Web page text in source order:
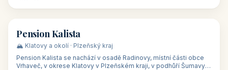
🏡 penzion
Pension Kalista
🏔️ Klatovy a okolí · Plzeňský kraj
Pension Kalista se nachází v osadě Radinovy, místní části obce
Vrhaveč, v okrese Klatovy v Plzeňském kraji, v podhůří Šumavy